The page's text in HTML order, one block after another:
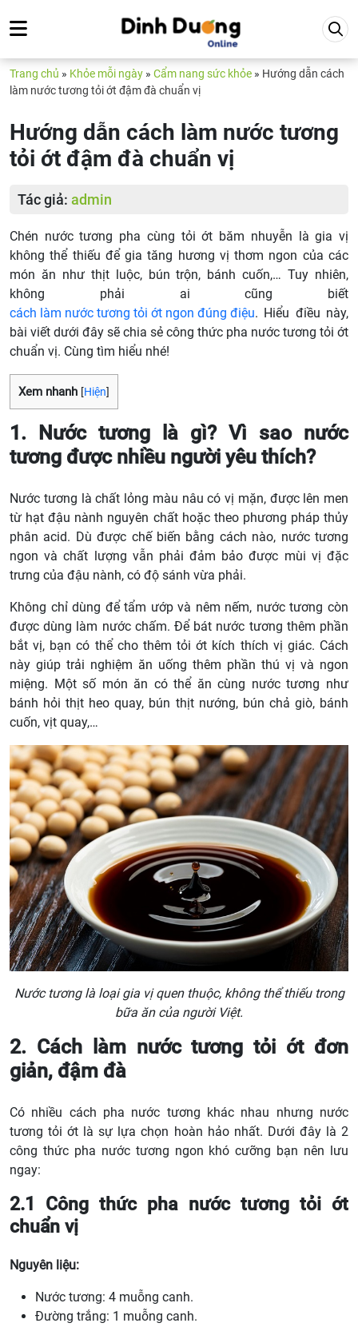
Trang chủ » Khỏe mỗi ngày » Cẩm nang sức khỏe » Hướng dẫn cách
làm nước tương tỏi ớt đậm đà chuẩn vị
Hướng dẫn cách làm nước tương
tỏi ớt đậm đà chuẩn vị
Tác giả: admin
Chén nước tương pha cùng tỏi ớt băm nhuyễn là gia vị
không thể thiếu để gia tăng hương vị thơm ngon của các
món ăn như thịt luộc, bún trộn, bánh cuốn,… Tuy nhiên,
không phải ai cũng biết
cách làm nước tương tỏi ớt ngon đúng điệu. Hiểu điều này,
bài viết dưới đây sẽ chia sẻ công thức pha nước tương tỏi ớt
chuẩn vị. Cùng tìm hiểu nhé!
Xem nhanh [Hiện]
1. Nước tương là gì? Vì sao nước
tương được nhiều người yêu thích?
Nước tương là chất lỏng màu nâu có vị mặn, được lên men
từ hạt đậu nành nguyên chất hoặc theo phương pháp thủy
phân acid. Dù được chế biến bằng cách nào, nước tương
ngon và chất lượng vẫn phải đảm bảo được mùi vị đặc
trưng của đậu nành, có độ sánh vừa phải.
Không chỉ dùng để tẩm ướp và nêm nếm, nước tương còn
được dùng làm nước chấm. Để bát nước tương thêm phần
bắt vị, bạn có thể cho thêm tỏi ớt kích thích vị giác. Cách
này giúp trải nghiệm ăn uống thêm phần thú vị và ngon
miệng. Một số món ăn có thể ăn cùng nước tương như
bánh hỏi thịt heo quay, bún thịt nướng, bún chả giò, bánh
cuốn, vịt quay,…
Nước tương là loại gia vị quen thuộc, không thể thiếu trong
bữa ăn của người Việt.
2. Cách làm nước tương tỏi ớt đơn
giản, đậm đà
Có nhiều cách pha nước tương khác nhau nhưng nước
tương tỏi ớt là sự lựa chọn hoàn hảo nhất. Dưới đây là 2
công thức pha nước tương ngon khó cưỡng bạn nên lưu
ngay:
2.1 Công thức pha nước tương tỏi ớt
chuẩn vị
Nguyên liệu:
Nước tương: 4 muỗng canh.
Đường trắng: 1 muỗng canh.